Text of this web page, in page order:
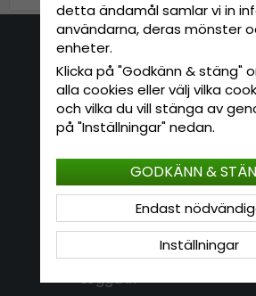
Kontakta oss
E-mail:
Tel: 031-320 22 00
Kundservice
Jag vill göra en retur
Köpvillkor
Logga in
detta ändamål samlar vi in
användarna, deras mönster
enheter.
Klicka på "Godkänn & stäng"
alla cookies eller välj vilka
och vilka du vill stänga av
på "Inställningar" nedan.
Inställningar
Endast
GODKÄNN &